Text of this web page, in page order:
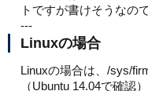
トですが書けそうなの
---
Linuxの場合
Linuxの場合は、/sys/
（Ubuntu 14.04で確認）